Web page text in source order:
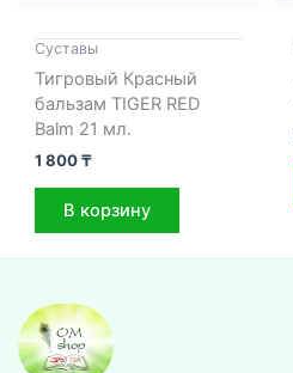
Cуставы
Тигровый Красный
бальзам TIGER RED
Balm 21 мл.
1 800₸
В корзину